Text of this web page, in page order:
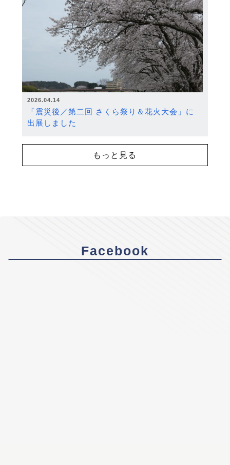
2026.04.14
「震災後／第二回 さくら祭り＆花火大会」に
出展しました
もっと見る
Facebook